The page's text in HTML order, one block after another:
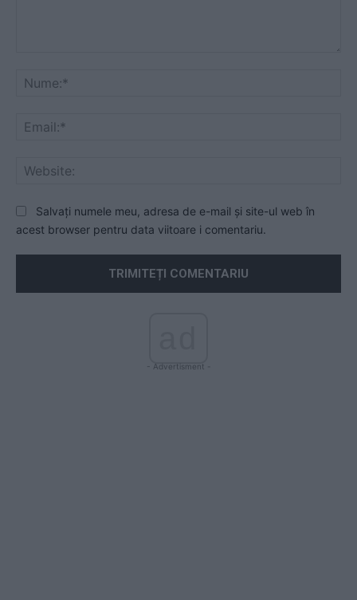
Salvați numele meu, adresa de e-mail și site-ul web în
acest browser pentru data viitoare i comentariu.
- Advertisment -